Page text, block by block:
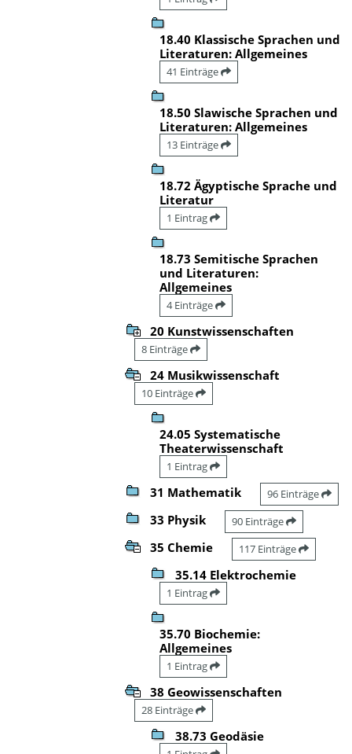
18.40 Klassische Sprachen und
Literaturen: Allgemeines
41 Einträge
18.50 Slawische Sprachen und
Literaturen: Allgemeines
13 Einträge
18.72 Ägyptische Sprache und
Literatur
1 Eintrag
18.73 Semitische Sprachen
und Literaturen:
Allgemeines
4 Einträge
20 Kunstwissenschaften
8 Einträge
24 Musikwissenschaft
10 Einträge
24.05 Systematische
Theaterwissenschaft
1 Eintrag
31 Mathematik 96 Einträge
33 Physik 90 Einträge
35 Chemie 117 Einträge
35.14 Elektrochemie
1 Eintrag
35.70 Biochemie:
Allgemeines
1 Eintrag
38 Geowissenschaften
28 Einträge
38.73 Geodäsie